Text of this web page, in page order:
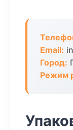
Email:
Город:
Режим